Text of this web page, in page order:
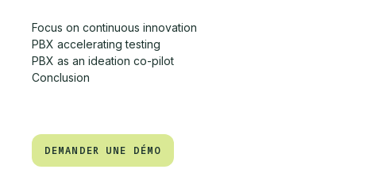
Focus on continuous innovation
PBX accelerating testing
PBX as an ideation co-pilot
Conclusion
DEMANDER UNE DÉMO